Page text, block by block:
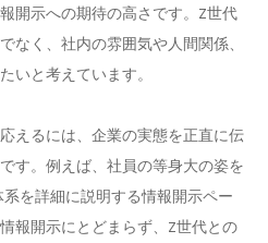
開示への期待の高さです。Z世代
なく、社内の雰囲気や人間関係、
いと考えています。
えるには、企業の実態を正直に伝
す。例えば、社員の等身大の姿を
を詳細に説明する情報開示ペー
報開示にとどまらず、Z世代との